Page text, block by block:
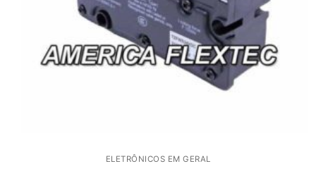
ELETRÔNICOS EM GERAL